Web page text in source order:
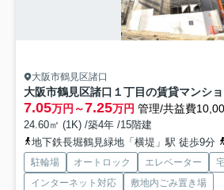
大阪市鶴見区諸口
大阪市鶴見区諸口１丁目の賃貸マンシ
7.05万円～7.25万円 管理/共益費
24.60㎡ (1K) /築4年 /15階建
地下鉄長堀鶴見緑地「横堤」駅 徒歩9分
駐輪場 オートロック エレベーター
インターネット対応
敷地内ごみ置き場